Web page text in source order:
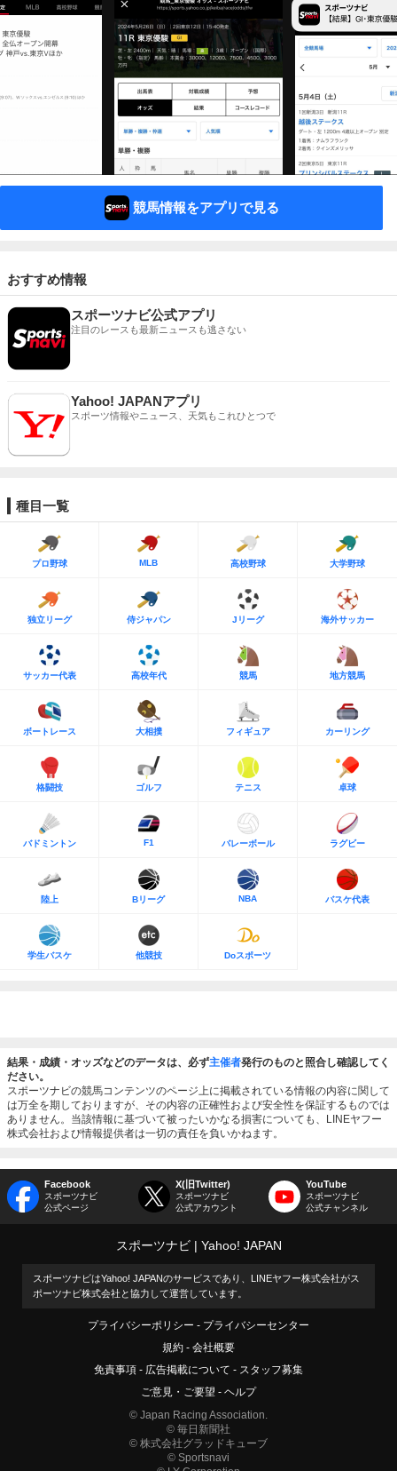
競馬情報をアプリで見る
おすすめ情報
スポーツナビ公式アプリ
注目のレースも最新ニュースも逃さない
Yahoo! JAPANアプリ
スポーツ情報やニュース、天気もこれひとつで
種目一覧
プロ野球 MLB 高校野球 大学野球
独立リーグ 侍ジャパン Jリーグ 海外サッカー
サッカー代表 高校年代 競馬 地方競馬
ボートレース 大相撲 フィギュア カーリング
格闘技 ゴルフ テニス 卓球
バドミントン F1 バレーボール ラグビー
陸上 Bリーグ NBA バスケ代表
学生バスケ 他競技 Doスポーツ
結果・成績・オッズなどのデータは、必ず主催者発行のものと照合し確認してく
ださい。
スポーツナビの競馬コンテンツのページ上に掲載されている情報の内容に関して
は万全を期しておりますが、その内容の正確性および安全性を保証するものでは
ありません。当該情報に基づいて被ったいかなる損害についても、LINEヤフー
株式会社および情報提供者は一切の責任を負いかねます。
Facebook
スポーツナビ
公式ページ
X(旧Twitter)
スポーツナビ
公式アカウント
YouTube
スポーツナビ
公式チャンネル
スポーツナビ Yahoo! JAPAN
スポーツナビはYahoo! JAPANのサービスであり、LINEヤフー株式会社がス
ポーツナビ株式会社と協力して運営しています。
プライバシーポリシー
プライバシーセンター
規約
会社概要
免責事項
広告掲載について
スタッフ募集
ご意見・ご要望
ヘルプ
© Japan Racing Association.
© 毎日新聞社
© 株式会社グラッドキューブ
© Sportsnavi